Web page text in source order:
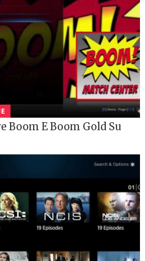
Boom E Boom Gold Su